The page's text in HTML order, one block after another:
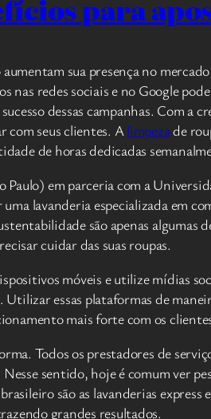
para
sua presença no
redes sociais e no Google
dessas campanhas. Com a
com seus clientes. Alimpezade
de horas dedicadas
em parceria com a
lavanderia especializada em
são apenas algumas
cuidar das suas roupas.
móveis e utilize mídias
essas plataformas de
mais forte com os
Todos os prestadores de
sentido, hoje é comum ver
são as lavanderias
grandes resultados.